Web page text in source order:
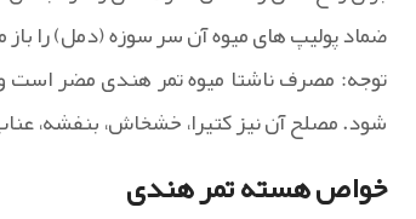
ضماد پولیپ های میوه آن سر سوزه (دمل) را
توجه: مصرف ناشتا میوه تمر هندی مضر
شود. مصلح آن نیز کتیرا، خشخاش، بنفشه،
خواص هسته تمر هندی